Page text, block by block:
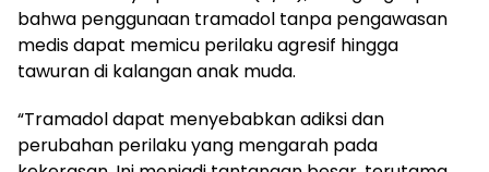
bahwa penggunaan tramadol tanpa pengawasan
medis dapat memicu perilaku agresif hingga
tawuran di kalangan anak muda.
“Tramadol dapat menyebabkan adiksi dan
perubahan perilaku yang mengarah pada